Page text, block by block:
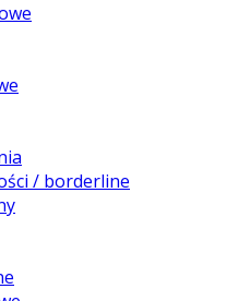
/ borderline